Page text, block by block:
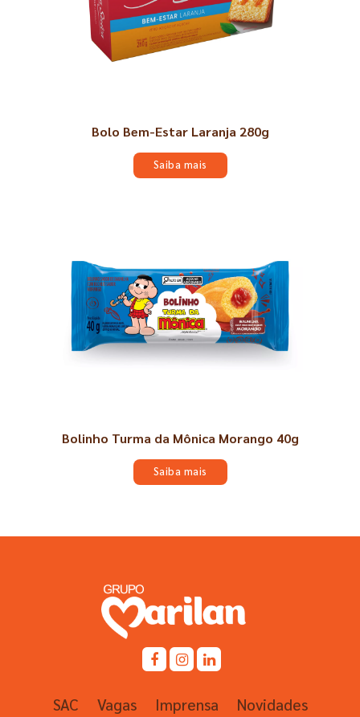
Bolo Bem-Estar Laranja 280g
Saiba mais
Bolinho Turma da Mônica Morango 40g
Saiba mais
SAC Vagas Imprensa Novidades